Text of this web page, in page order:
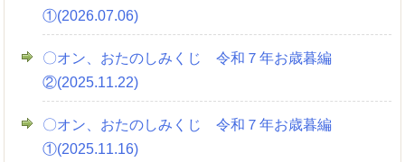
①(2026.07.06)
〇オン、おたのしみくじ 令和７年お歳暮編
②(2025.11.22)
〇オン、おたのしみくじ 令和７年お歳暮編
①(2025.11.16)